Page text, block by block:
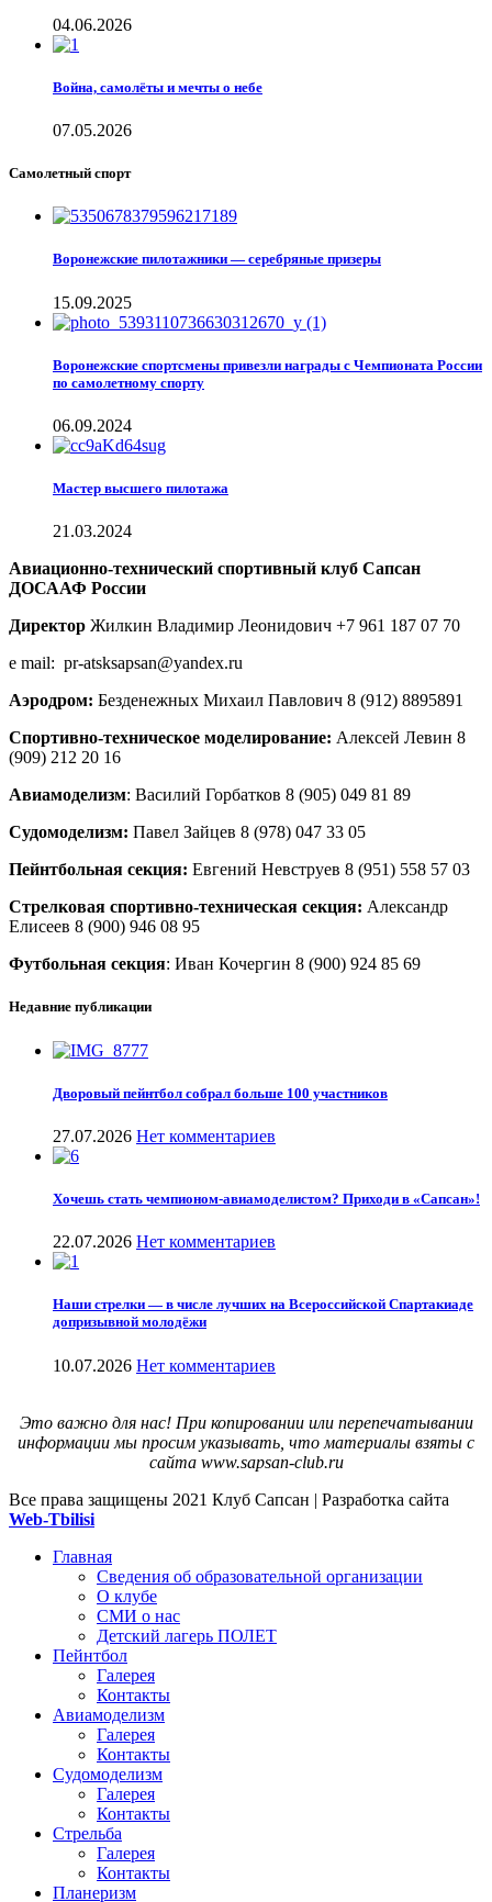
04.06.2026
Война, самолёты и мечты о небе
07.05.2026
Самолетный спорт
Воронежские пилотажники — серебряные призеры
15.09.2025
Воронежские спортсмены привезли награды с Чемпионата России
по самолетному спорту
06.09.2024
Мастер высшего пилотажа
21.03.2024
Авиационно-технический спортивный клуб Сапсан
ДОСААФ России
Директор Жилкин Владимир Леонидович +7 961 187 07 70
e mail: pr-atsksapsan@yandex.ru
Аэродром: Безденежных Михаил Павлович 8 (912) 8895891
Спортивно-техническое моделирование: Алексей Левин 8
(909) 212 20 16
Авиамоделизм: Василий Горбатков 8 (905) 049 81 89
Судомоделизм: Павел Зайцев 8 (978) 047 33 05
Пейнтбольная секция: Евгений Невструев 8 (951) 558 57 03
Стрелковая спортивно-техническая секция: Александр
Елисеев 8 (900) 946 08 95
Футбольная секция: Иван Кочергин 8 (900) 924 85 69
Недавние публикации
Дворовый пейнтбол собрал больше 100 участников
27.07.2026 Нет комментариев
Хочешь стать чемпионом-авиамоделистом? Приходи в «Сапсан»!
22.07.2026 Нет комментариев
Наши стрелки — в числе лучших на Всероссийской Спартакиаде
допризывной молодёжи
10.07.2026 Нет комментариев
Это важно для нас! При копировании или перепечатывании
информации мы просим указывать, что материалы взяты с
сайта www.sapsan-club.ru
Все права защищены 2021 Клуб Сапсан | Разработка сайта
Web-Tbilisi
Главная
Сведения об образовательной организации
О клубе
СМИ о нас
Детский лагерь ПОЛЕТ
Пейнтбол
Галерея
Контакты
Авиамоделизм
Галерея
Контакты
Судомоделизм
Галерея
Контакты
Стрельба
Галерея
Контакты
Планеризм